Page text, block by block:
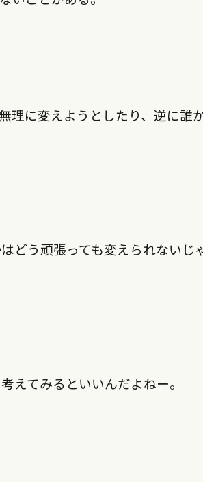
理に変えようとしたり、逆に誰
どう頑張っても変えられないじ
えてみるといいんだよねー。